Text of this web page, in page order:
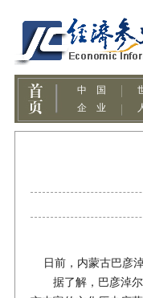
日前，内蒙古巴彦
据了解，巴彦淖尔